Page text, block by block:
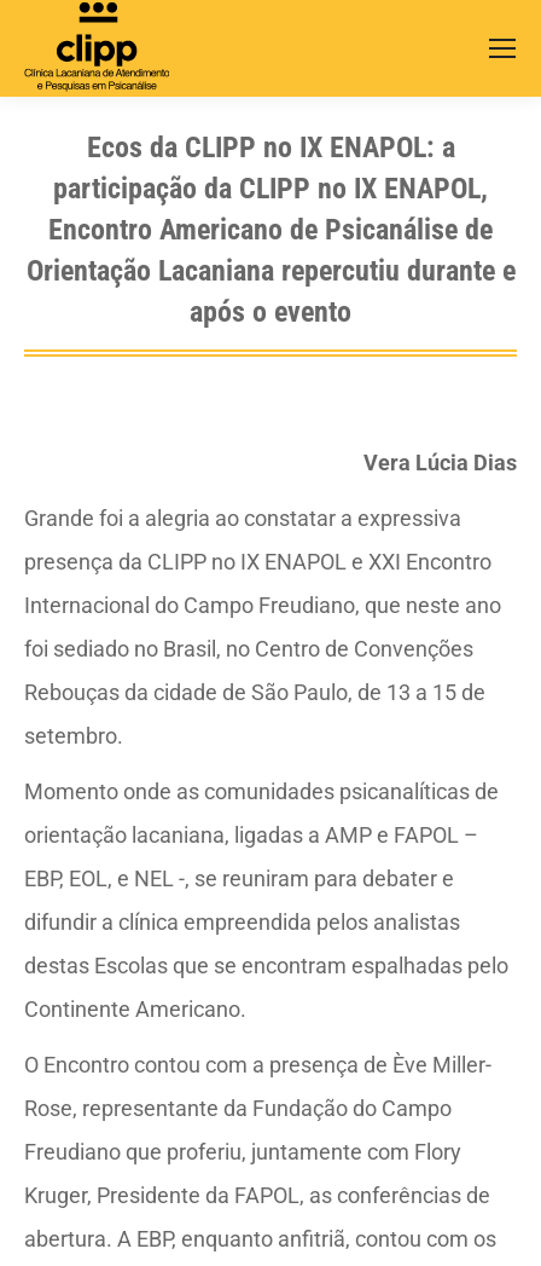
Ecos da CLIPP no IX ENAPOL: a
participação da CLIPP no IX ENAPOL,
Encontro Americano de Psicanálise de
Orientação Lacaniana repercutiu durante e
após o evento
Vera Lúcia Dias
Grande foi a alegria ao constatar a expressiva
presença da CLIPP no IX ENAPOL e XXI Encontro
Internacional do Campo Freudiano, que neste ano
foi sediado no Brasil, no Centro de Convenções
Rebouças da cidade de São Paulo, de 13 a 15 de
setembro.
Momento onde as comunidades psicanalíticas de
orientação lacaniana, ligadas a AMP e FAPOL –
EBP, EOL, e NEL -, se reuniram para debater e
difundir a clínica empreendida pelos analistas
destas Escolas que se encontram espalhadas pelo
Continente Americano.
O Encontro contou com a presença de Ève Miller-
Rose, representante da Fundação do Campo
Freudiano que proferiu, juntamente com Flory
Kruger, Presidente da FAPOL, as conferências de
abertura. A EBP, enquanto anfitriã, contou com os